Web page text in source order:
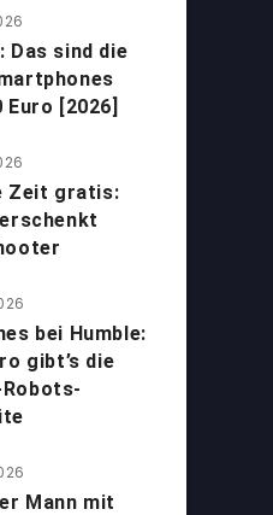
Das sind die
[2026]
Zeit gratis:
bei Humble:
gibt’s die
Mann mit